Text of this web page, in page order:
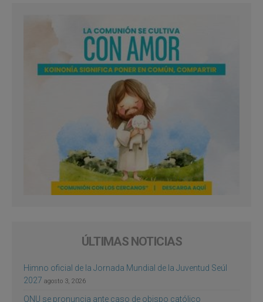
ÚLTIMAS NOTICIAS
Himno oficial de la Jornada Mundial de la Juventud Seúl
2027 agosto 3, 2026
ONU se pronuncia ante caso de obispo católico